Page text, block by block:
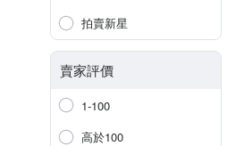
拍賣新星
賣家評價
1-100
高於100